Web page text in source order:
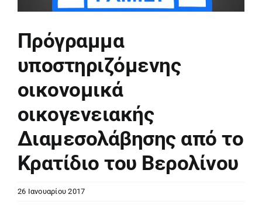
Πρόγραμμα
υποστηριζόμενης
οικονομικά
οικογενειακής
Διαμεσολάβησης από το
Κρατίδιο του Βερολίνου
26 Ιανουαρίου 2017